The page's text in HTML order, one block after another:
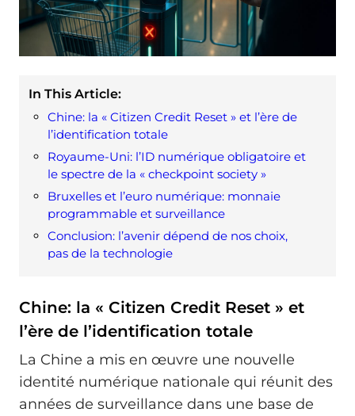
In This Article:
Chine: la « Citizen Credit Reset » et l’ère de
l’identification totale
Royaume-Uni: l’ID numérique obligatoire et
le spectre de la « checkpoint society »
Bruxelles et l’euro numérique: monnaie
programmable et surveillance
Conclusion: l’avenir dépend de nos choix,
pas de la technologie
Chine: la « Citizen Credit Reset » et
l’ère de l’identification totale
La Chine a mis en œuvre une nouvelle
identité numérique nationale qui réunit des
années de surveillance dans une base de